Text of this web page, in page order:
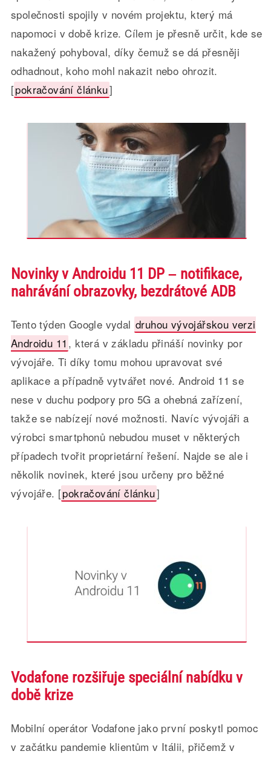
společnosti spojily v novém projektu, který má
napomoci v době krize. Cílem je přesně určit, kde se
nakažený pohyboval, díky čemuž se dá přesněji
odhadnout, koho mohl nakazit nebo ohrozit.
[pokračování článku]
Novinky v Androidu 11 DP – notifikace,
nahrávání obrazovky, bezdrátové ADB
Tento týden Google vydal druhou vývojářskou verzi
Androidu 11 , která v základu přináší novinky por
vývojáře. Ti díky tomu mohou upravovat své
aplikace a případně vytvářet nové. Android 11 se
nese v duchu podpory pro 5G a ohebná zařízení,
takže se nabízejí nové možnosti. Navíc vývojáři a
výrobci smartphonů nebudou muset v některých
případech tvořit proprietární řešení. Najde se ale i
několik novinek, které jsou určeny pro běžné
vývojáře. [pokračování článku]
Vodafone rozšiřuje speciální nabídku v
době krize
Mobilní operátor Vodafone jako první poskytl pomoc
v začátku pandemie klientům v Itálii, přičemž v